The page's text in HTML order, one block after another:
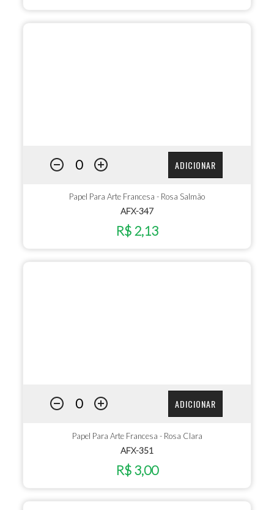
ADICIONAR
Papel Para Arte Francesa - Rosa Salmão
AFX-347
R$ 2,13
ADICIONAR
Papel Para Arte Francesa - Rosa Clara
AFX-351
R$ 3,00